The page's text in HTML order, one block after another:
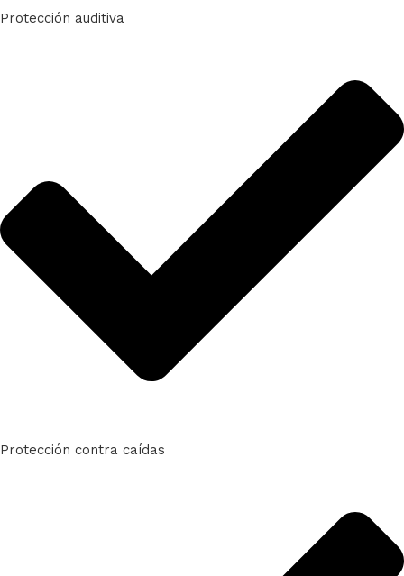
Protección auditiva
Protección contra caídas